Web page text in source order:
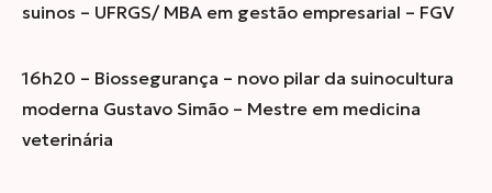
suinos – UFRGS/ MBA em gestão empresarial – FGV
16h20 – Biossegurança – novo pilar da suinocultura
moderna Gustavo Simão – Mestre em medicina
veterinária